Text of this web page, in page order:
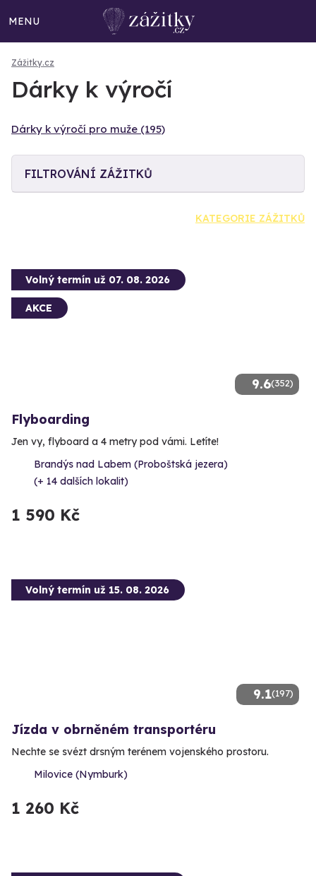
MENU
Zážitky.cz
Dárky k výročí
Dárky k výročí pro muže (195)
FILTROVÁNÍ ZÁŽITKŮ
KATEGORIE ZÁŽITKŮ
9.6(352)
Volný termín už 07. 08. 2026
AKCE
Flyboarding
Jen vy, flyboard a 4 metry pod vámi. Letíte!
Brandýs nad Labem (Proboštská jezera)
(+ 14 dalších lokalit)
1 590 Kč
9.1(197)
Volný termín už 15. 08. 2026
Jízda v obrněném transportéru
Nechte se svézt drsným terénem vojenského prostoru.
Milovice (Nymburk)
1 260 Kč